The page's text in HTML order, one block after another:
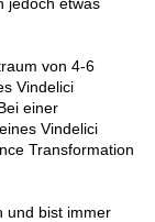
von 4-6
Vindelici
einer
Vindelici
Transformation
und bist immer